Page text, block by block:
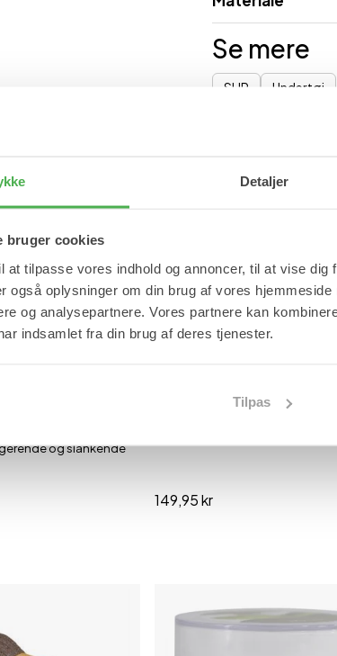
Detaljer
bruger cookies
at tilpasse vores indhold og annoncer, til at vise
også oplysninger om din brug af vores
og analysepartnere. Vores partnere kan
indsamlet fra din brug af deres tjenester.
Tilpas
Se mere
SLIP Undertøj
og slankende
Hvid Undertrøje - 2-pak
149,95 kr